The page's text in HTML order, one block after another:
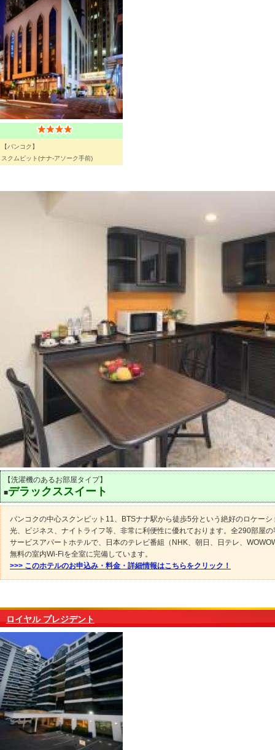
【バンコク】
スクムビット(ナナ-アソーク手前)
【洗濯機のあるお部屋タイプ】
■デラックススイート
バンコクの中心スクンビット11、BTSナナ駅から徒歩5分という絶好のロケーシ
光、ビジネス、ナイトライフ等、非常に利便性に優れております。全290部屋
サービスアパートホテルで、日本のテレビ番組（NHK、朝日、日テレ、
無料の室内Wi-Fiを全室に完備しています。
>>> このホテルのお申込み・料金・詳細情報はこちらをクリック！
ロイヤル プレジデント